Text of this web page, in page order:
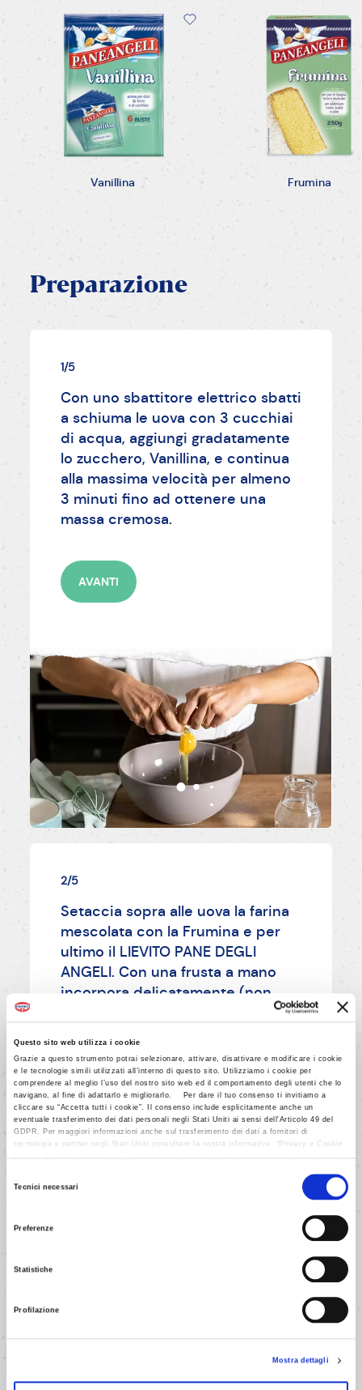
Questo sito web utilizza i cookie
Grazie a questo strumento potrai selezionare, attivare, disattivare e modificare i cookie
e le tecnologie simili utilizzati all’interno di questo sito. Utilizziamo i cookie per
comprendere al meglio l’uso del nostro sito web ed il comportamento degli utenti che lo
navigano, al fine di adattarlo e migliorarlo. Per dare il tuo consenso ti invitiamo a
cliccare su “Accetta tutti i cookie”. Il consenso include esplicitamente anche un
eventuale trasferimento dei dati personali negli Stati Uniti ai sensi dell'Articolo 49 del
GDPR. Per maggiori informazioni anche sul trasferimento dei dati a fornitori di
tecnologia e partner negli Stati Uniti consultare la nostra informativa “Privacy e Cookie
Tecnici necessari
Preferenze
Statistiche
Profilazione
Mostra dettagli
Vanillina Frumina
Preparazione
1/5
Con uno sbattitore elettrico sbatti
a schiuma le uova con 3 cucchiai
di acqua, aggiungi gradatamente
lo zucchero, Vanillina, e continua
alla massima velocità per almeno
3 minuti fino ad ottenere una
massa cremosa.
AVANTI
2/5
Setaccia sopra alle uova la farina
mescolata con la Frumina e per
ultimo il LIEVITO PANE DEGLI
ANGELI. Con una frusta a mano
incorpora delicatamente (non
dosi il burro liquefatto tiepido.
AVANTI